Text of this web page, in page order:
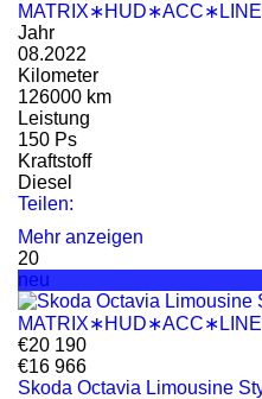
MATRIX∗HUD∗ACC∗LINE
Jahr
08.2022
Kilometer
126000 km
Leistung
150 Ps
Kraftstoff
Diesel
Teilen:
Mehr anzeigen
20
neu
€20 190
€16 966
Skoda Octavia Limousine